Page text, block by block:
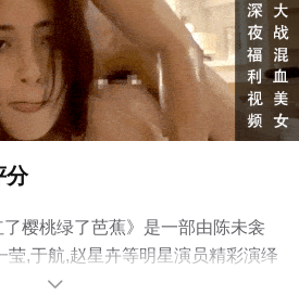
分
樱桃绿了芭蕉》是一部由陈未衾
莹,于航,赵星卉等明星演员精彩演绎
局剧情已揭晓（1-1全集），手机
